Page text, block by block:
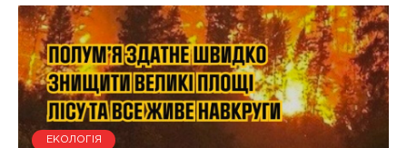
ЕКОЛОГІЯ